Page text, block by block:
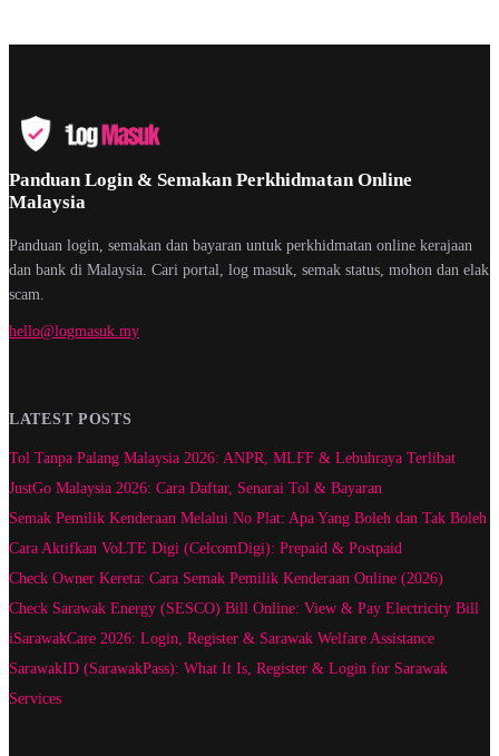
Panduan Login & Semakan Perkhidmatan Online
Malaysia
Panduan login, semakan dan bayaran untuk perkhidmatan online kerajaan
dan bank di Malaysia. Cari portal, log masuk, semak status, mohon dan elak
scam.
hello@logmasuk.my
LATEST POSTS
Tol Tanpa Palang Malaysia 2026: ANPR, MLFF & Lebuhraya Terlibat
JustGo Malaysia 2026: Cara Daftar, Senarai Tol & Bayaran
Semak Pemilik Kenderaan Melalui No Plat: Apa Yang Boleh dan Tak Boleh
Cara Aktifkan VoLTE Digi (CelcomDigi): Prepaid & Postpaid
Check Owner Kereta: Cara Semak Pemilik Kenderaan Online (2026)
Check Sarawak Energy (SESCO) Bill Online: View & Pay Electricity Bill
iSarawakCare 2026: Login, Register & Sarawak Welfare Assistance
SarawakID (SarawakPass): What It Is, Register & Login for Sarawak
Services